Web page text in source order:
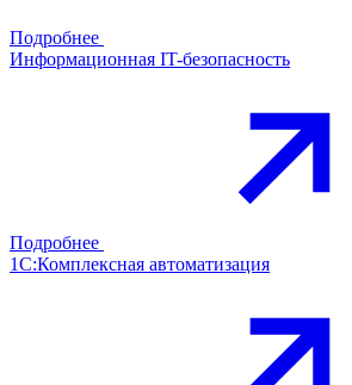
Подробнее
Информационная IT-безопасность
Подробнее
1С:Комплексная автоматизация